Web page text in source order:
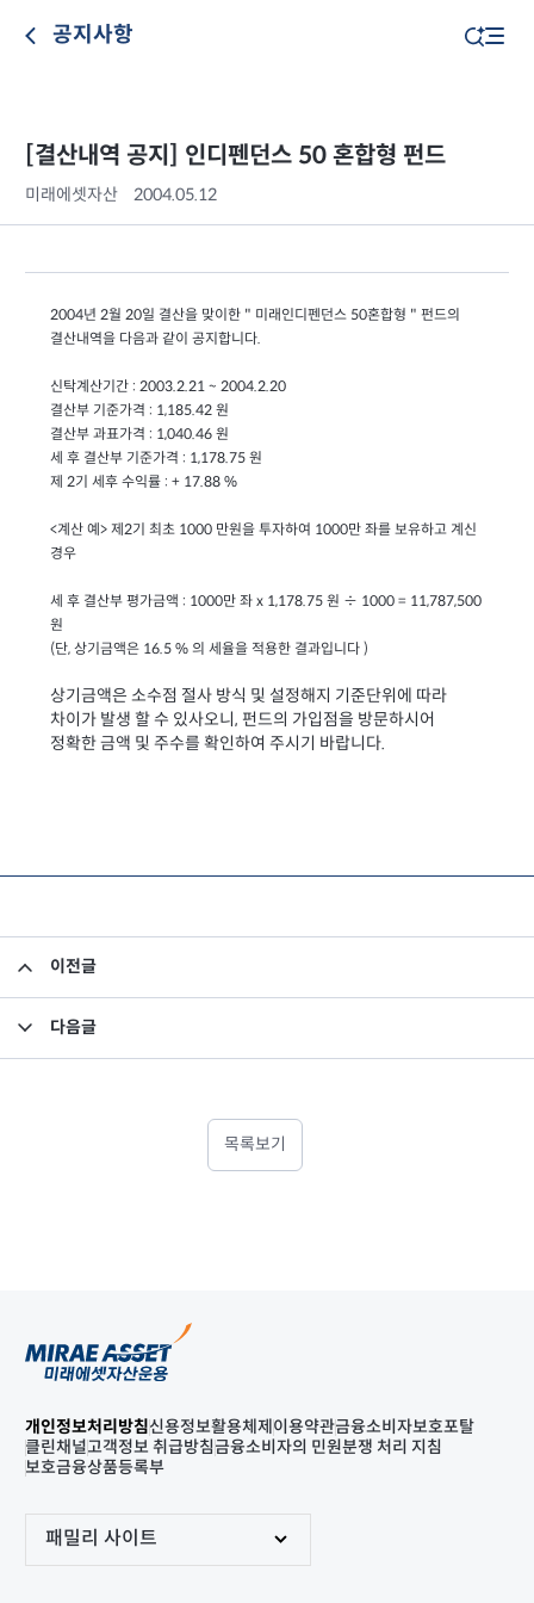
공지사항
[결산내역 공지] 인디펜던스 50 혼합형 펀드
미래에셋자산 2004.05.12
2004년 2월 20일 결산을 맞이한 " 미래인디펜던스 50혼합형 " 펀드의
결산내역을 다음과 같이 공지합니다.
신탁계산기간 : 2003.2.21 ~ 2004.2.20
결산부 기준가격 : 1,185.42 원
결산부 과표가격 : 1,040.46 원
세 후 결산부 기준가격 : 1,178.75 원
제 2기 세후 수익률 : + 17.88 %
<계산 예> 제2기 최초 1000 만원을 투자하여 1000만 좌를 보유하고 계신
경우
세 후 결산부 평가금액 : 1000만 좌 x 1,178.75 원 ÷ 1000 = 11,787,500
원
(단, 상기금액은 16.5 % 의 세율을 적용한 결과입니다 )
상기금액은 소수점 절사 방식 및 설정해지 기준단위에 따라
차이가 발생 할 수 있사오니, 펀드의 가입점을 방문하시어
정확한 금액 및 주수를 확인하여 주시기 바랍니다.
이전글
다음글
목록보기
개인정보처리방침신용정보활용체제 이용약관금융소비자보호포탈
클린채널고객정보 취급방침금융소비자의 민원분쟁 처리 지침
보호금융상품등록부
패밀리 사이트